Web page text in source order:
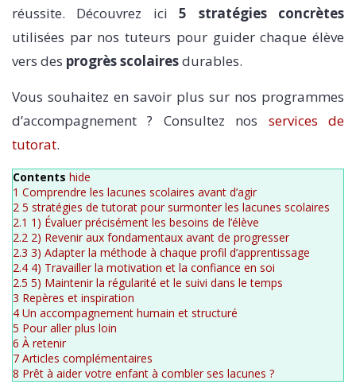
réussite. Découvrez ici5 stratégies concrètes
utilisées par nos tuteurs pour guider chaque élève
vers des progrès scolairesdurables.
Vous souhaitez en savoir plus sur nos programmes
d’accompagnement ? Consultez nos services de
tutorat.
Contents hide
1 Comprendre les lacunes scolaires avant d’agir
2 5 stratégies de tutorat pour surmonter les lacunes scolaires
2.1 1) Évaluer précisément les besoins de l’élève
2.2 2) Revenir aux fondamentaux avant de progresser
2.3 3) Adapter la méthode à chaque profil d’apprentissage
2.4 4) Travailler la motivation et la confiance en soi
2.5 5) Maintenir la régularité et le suivi dans le temps
3 Repères et inspiration
4 Un accompagnement humain et structuré
5 Pour aller plus loin
6 À retenir
7 Articles complémentaires
8 Prêt à aider votre enfant à combler ses lacunes ?